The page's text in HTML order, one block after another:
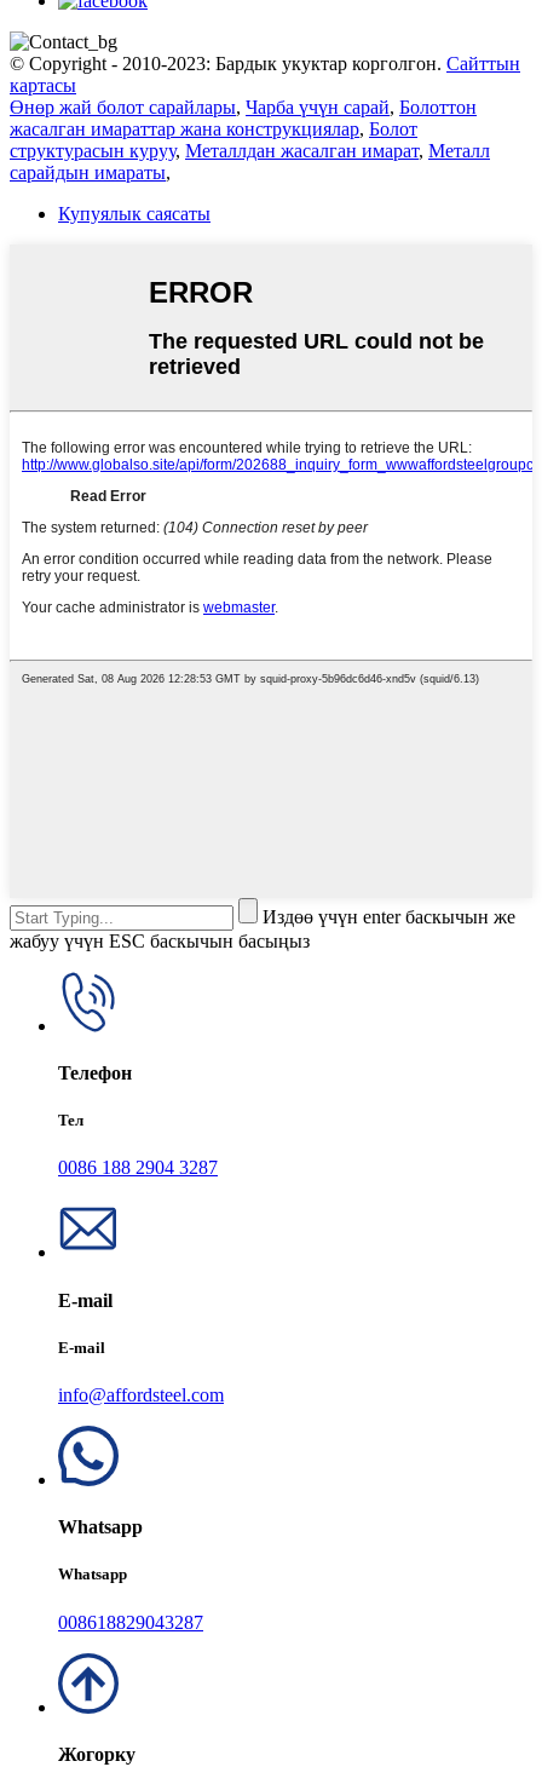
© Copyright - 2010-2023: Бардык укуктар корголгон. Сайттын
картасы
Өнөр жай болот сарайлары, Чарба үчүн сарай, Болоттон
жасалган имараттар жана конструкциялар, Болот
структурасын куруу, Металлдан жасалган имарат, Металл
сарайдын имараты,
Купуялык саясаты
Издөө үчүн enter баскычын же
жабуу үчүн ESC баскычын басыңыз
Телефон
Тел
0086 188 2904 3287
E-mail
E-mail
info@affordsteel.com
Whatsapp
Whatsapp
008618829043287
Жогорку